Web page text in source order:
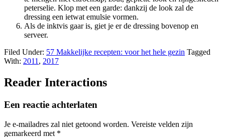
peterselie. Klop met een garde: dankzij de look zal de
dressing een ietwat emulsie vormen.
Als de inktvis gaar is, giet je er de dressing bovenop en
serveer.
Filed Under: 57 Makkelijke recepten: voor het hele gezin Tagged
With: 2011, 2017
Reader Interactions
Een reactie achterlaten
Je e-mailadres zal niet getoond worden. Vereiste velden zijn
gemarkeerd met *